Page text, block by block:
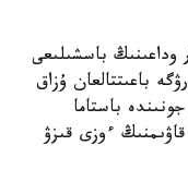
وداعىنىڭ باسشىلىعى
باعىتتالعان ۇزاق
باستاما
ءوزى قىزۋ